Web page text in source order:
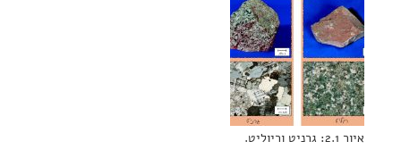
איור 2.1: גרניט וריוליט.